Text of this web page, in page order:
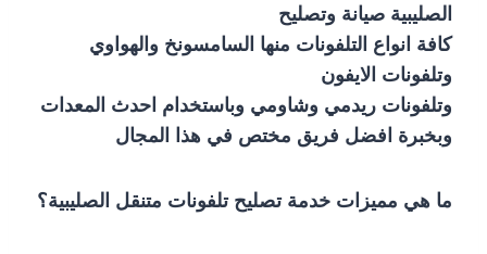
الصليبية صيانة وتصليح
كافة انواع التلفونات منها السامسونخ والهواوي
وتلفونات الايفون
وتلفونات ريدمي وشاومي وباستخدام احدث المعدات
وبخبرة افضل فريق مختص في هذا المجال
ما هي مميزات خدمة تصليح تلفونات متنقل الصليبية؟